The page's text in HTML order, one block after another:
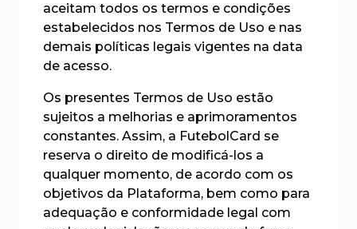
aceitam todos os termos e condições
estabelecidos nos Termos de Uso e nas
demais políticas legais vigentes na data
de acesso.
Os presentes Termos de Uso estão
sujeitos a melhorias e aprimoramentos
constantes. Assim, a FutebolCard se
reserva o direito de modificá-los a
qualquer momento, de acordo com os
objetivos da Plataforma, bem como para
adequação e conformidade legal com